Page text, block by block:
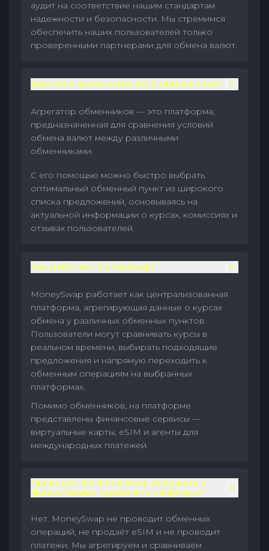
аудит на соответствие нашим стандартам
надежности и безопасности. Мы стремимся
обеспечить наших пользователей только
проверенными партнерами для обмена валют.
Для чего нужен агрегатор обменников?
Агрегатор обменников — это платформа,
предназначенная для сравнения условий
обмена валют между различными
обменниками.
С его помощью можно быстро выбрать
оптимальный обменный пункт из широкого
списка предложений, основываясь на
актуальной информации о курсах, комиссиях и
отзывах пользователей.
Как работает MoneySwap?
MoneySwap работает как централизованная
платформа, агрегирующая данные о курсах
обмена у различных обменных пунктов.
Пользователи могут сравнивать курсы в
реальном времени, выбирать подходящие
предложения и напрямую переходить к
обменным операциям на выбранных
платформах.
Помимо обменников, на платформе
представлены финансовые сервисы —
виртуальные карты, eSIM и агенты для
международных платежей.
Проводит ли MoneySwap операции с
финансовыми сервисами напрямую?
Нет. MoneySwap не проводит обменных
операций, не продаёт eSIM и не проводит
платежи. Мы агрегируем и сравниваем